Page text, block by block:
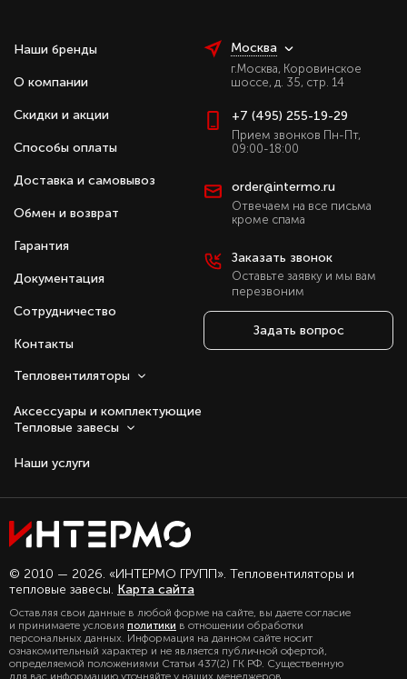
Наши бренды
О компании
Скидки и акции
Способы оплаты
Доставка и самовывоз
Обмен и возврат
Гарантия
Документация
Сотрудничество
Контакты
Тепловентиляторы
Аксессуары и комплектующие
Тепловые завесы
Наши услуги
Москва
г.Москва, Коровинское
шоссе, д. 35, стр. 14
+7 (495) 255-19-29
Прием звонков Пн-Пт,
09:00-18:00
order@intermo.ru
Отвечаем на все письма
кроме спама
Заказать звонок
Оставьте заявку и мы вам
перезвоним
Задать вопрос
© 2010 — 2026. «ИНТЕРМО ГРУПП». Тепловентиляторы и
тепловые завесы. Карта сайта
Оставляя свои данные в любой форме на сайте, вы даете согласие
и принимаете условия политики в отношении обработки
персональных данных. Информация на данном сайте носит
ознакомительный характер и не является публичной офертой,
определяемой положениями Статьи 437(2) ГК РФ. Существенную
Оставаясь с нами, вы соглашаетесь на
использование файлов куки.
персональных данных, можете
ознакомиться в нашем разделе
политика конфиденциальности